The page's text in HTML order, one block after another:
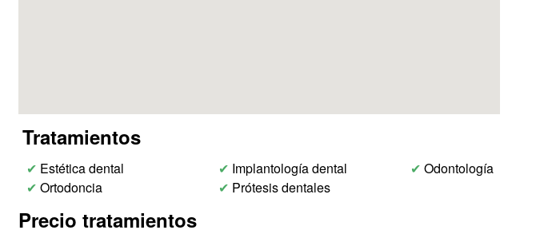
Tratamientos
✔ Estética dental ✔ Implantología dental ✔ Odontología
✔ Ortodoncia ✔ Prótesis dentales
Precio tratamientos